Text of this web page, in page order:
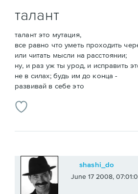
талант
талант это мутация,
все равно что уметь проходить
или читать мысли на расстоянии;
ну, и раз уж ты урод, и исправить
не в силах; будь им до конца -
развивай в себе это
shashi_do
June 17 2008,